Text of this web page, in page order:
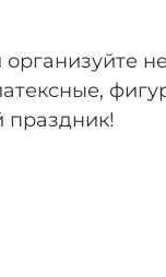
организуйте
ф
праздник!